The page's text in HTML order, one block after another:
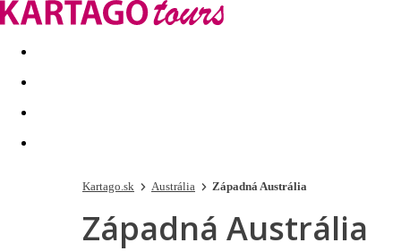
Last minute Dovolenkové kluby
Kartago.sk Austrália Západná Austrália
Západná Austrália